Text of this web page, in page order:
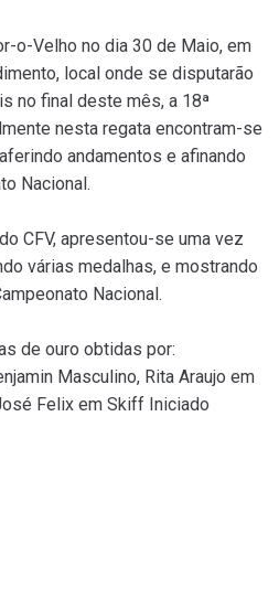
o-Velho no dia 30 de Maio, em
local onde se disputarão
no final deste mês, a 18ª
nesta regata encontram-se
andamentos e afinando
Nacional.
CFV, apresentou-se uma vez
várias medalhas, e mostrando
Nacional.
de ouro obtidas por:
Masculino, Rita Araujo em
Felix em Skiff Iniciado